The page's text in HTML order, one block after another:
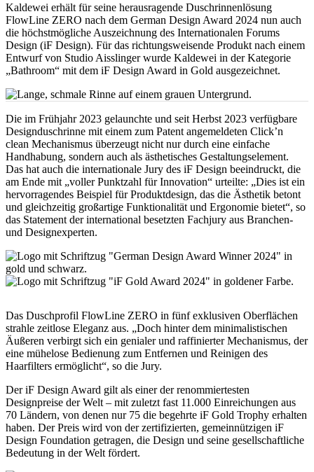
Kaldewei erhält für seine herausragende Duschrinnenlösung
FlowLine ZERO nach dem German Design Award 2024 nun auch
die höchstmögliche Auszeichnung des Internationalen Forums
Design (iF Design). Für das richtungsweisende Produkt nach einem
Entwurf von Studio Aisslinger wurde Kaldewei in der Kategorie
„Bathroom“ mit dem iF Design Award in Gold ausgezeichnet.
Die im Frühjahr 2023 gelaunchte und seit Herbst 2023 verfügbare
Designduschrinne mit einem zum Patent angemeldeten Click’n
clean Mechanismus überzeugt nicht nur durch eine einfache
Handhabung, sondern auch als ästhetisches Gestaltungselement.
Das hat auch die internationale Jury des iF Design beeindruckt, die
am Ende mit „voller Punktzahl für Innovation“ urteilte: „Dies ist ein
hervorragendes Beispiel für Produktdesign, das die Ästhetik betont
und gleichzeitig großartige Funktionalität und Ergonomie bietet“, so
das Statement der international besetzten Fachjury aus Branchen-
und Designexperten.
Das Duschprofil FlowLine ZERO in fünf exklusiven Oberflächen
strahle zeitlose Eleganz aus. „Doch hinter dem minimalistischen
Äußeren verbirgt sich ein genialer und raffinierter Mechanismus, der
eine mühelose Bedienung zum Entfernen und Reinigen des
Haarfilters ermöglicht“, so die Jury.
Der iF Design Award gilt als einer der renommiertesten
Designpreise der Welt – mit zuletzt fast 11.000 Einreichungen aus
70 Ländern, von denen nur 75 die begehrte iF Gold Trophy erhalten
haben. Der Preis wird von der zertifizierten, gemeinnützigen iF
Design Foundation getragen, die Design und seine gesellschaftliche
Bedeutung in der Welt fördert.